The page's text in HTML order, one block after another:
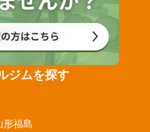
ジムを探す
形福島